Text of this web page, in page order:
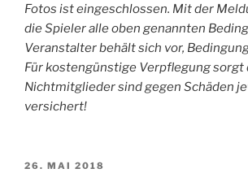
Fotos ist eingeschlossen. Mit der
die Spieler alle oben genannten
Veranstalter behält sich vor,
Für kostengünstige Verpflegung sorgt
Nichtmitglieder sind gegen Schäden
versichert!
VERÖFFENTLICHT
26. MAI 2018